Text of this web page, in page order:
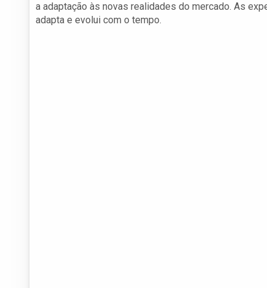
a adaptação às novas realidades do mercado. As
adapta e evolui com o tempo.